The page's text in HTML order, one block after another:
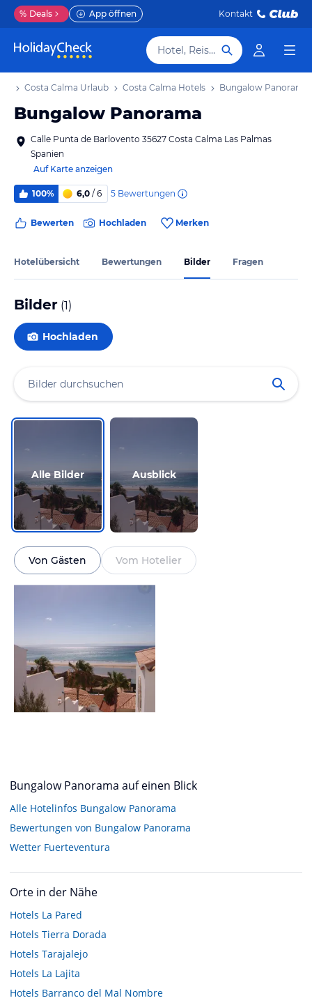
% Deals App öffnen Kontakt
Hotel, Reiseziel
Costa Calma Urlaub Costa Calma Hotels Bungalow Panorama
Bungalow Panorama
Calle Punta de Barlovento 35627 Costa Calma Las Palmas
Spanien
Auf Karte anzeigen
100% 6,0 / 6 5 Bewertungen
Bewerten Hochladen Merken
Hotelübersicht Bewertungen Bilder Fragen
Bilder (1)
Hochladen
Alle Bilder Ausblick
Von Gästen Vom Hotelier
Bungalow Panorama auf einen Blick
Alle Hotelinfos Bungalow Panorama
Bewertungen von Bungalow Panorama
Wetter Fuerteventura
Orte in der Nähe
Hotels La Pared
Hotels Tierra Dorada
Hotels Tarajalejo
Hotels La Lajita
Hotels Barranco del Mal Nombre